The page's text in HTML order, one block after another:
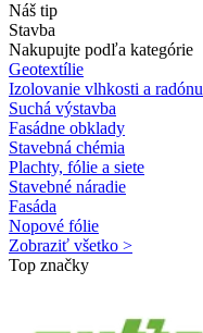
Náš tip
Stavba
Nakupujte podľa kategórie
Geotextílie
Izolovanie vlhkosti a radónu
Suchá výstavba
Fasádne obklady
Stavebná chémia
Plachty, fólie a siete
Stavebné náradie
Fasáda
Nopové fólie
Zobraziť všetko >
Top značky